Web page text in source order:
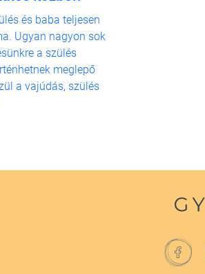
és baba teljesen
Ugyan nagyon sok
a szülés
meglepő
a vajúdás, szülés